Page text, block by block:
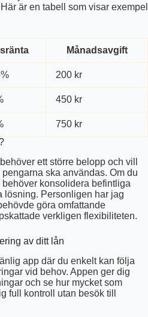
är en tabell som visar exempel
Månadsavgift
200 kr
450 kr
750 kr
ett större belopp och vill
ska användas. Om du
konsolidera befintliga
lösning. Personligen har jag
göra omfattande
verkligen flexibiliteten.
av ditt lån
app där du enkelt kan följa
vid behov. Appen ger dig
och se hur mycket som
full kontroll utan besök till